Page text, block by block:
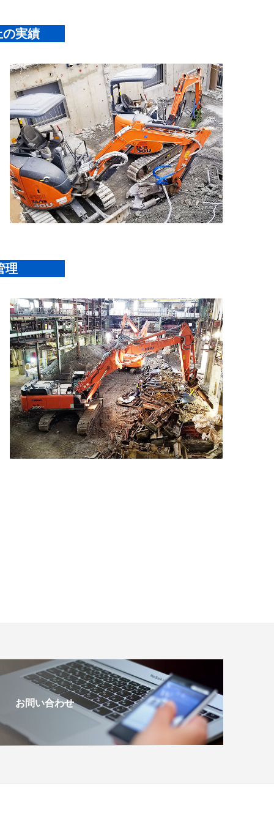
の実績
理
お問い合わせ